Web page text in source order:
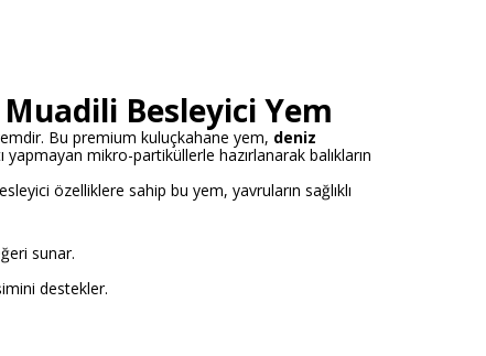
Besleyici Yem
Bu premium kuluçkahane yem, deniz
yapmayan mikro-partiküllerle hazırlanarak balıkların
özelliklere sahip bu yem, yavruların sağlıklı
sunar.
destekler.